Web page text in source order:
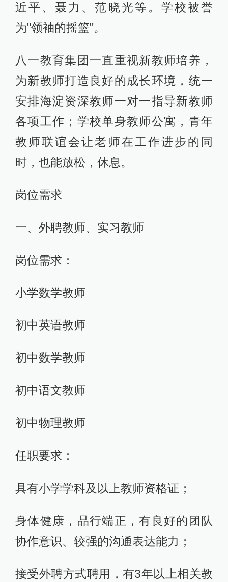
近平、聂力、范晓光等。学校被誉
为"领袖的摇篮"。
八一教育集团一直重视新教师培养，
为新教师打造良好的成长环境，统一
安排海淀资深教师一对一指导新教师
各项工作；学校单身教师公寓，青年
教师联谊会让老师在工作进步的同
时，也能放松，休息。
岗位需求
一、外聘教师、实习教师
岗位需求：
小学数学教师
初中英语教师
初中数学教师
初中语文教师
初中物理教师
任职要求：
具有小学学科及以上教师资格证；
身体健康，品行端正，有良好的团队
协作意识、较强的沟通表达能力；
接受外聘方式聘用，有3年以上相关教